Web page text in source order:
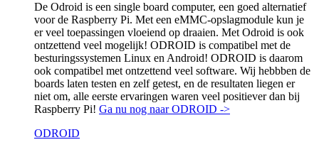
De Odroid is een single board computer, een goed alternatief
voor de Raspberry Pi. Met een eMMC-opslagmodule kun je
er veel toepassingen vloeiend op draaien. Met Odroid is ook
ontzettend veel mogelijk! ODROID is compatibel met de
besturingssystemen Linux en Android! ODROID is daarom
ook compatibel met ontzettend veel software. Wij hebbben de
boards laten testen en zelf getest, en de resultaten liegen er
niet om, alle eerste ervaringen waren veel positiever dan bij
Raspberry Pi! Ga nu nog naar ODROID ->
ODROID